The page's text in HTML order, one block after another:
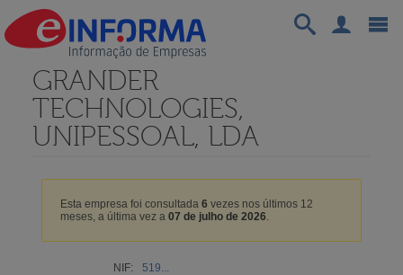
GRANDER
TECHNOLOGIES,
UNIPESSOAL, LDA
Esta empresa foi consultada 6 vezes nos últimos 12
meses, a última vez a 07 de julho de 2026.
NIF:
519...